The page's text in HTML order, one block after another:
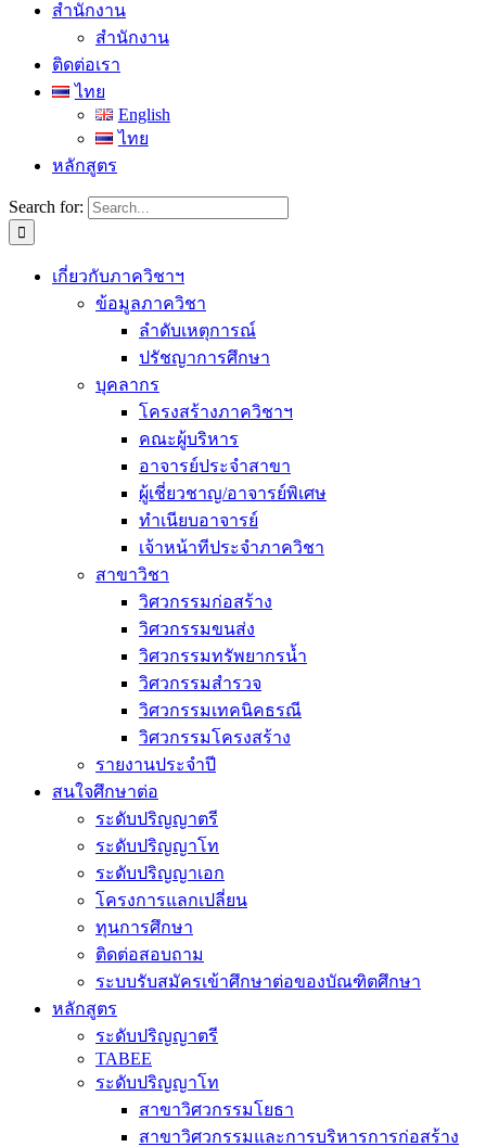
สำนักงาน
สำนักงาน
ติดต่อเรา
ไทย
English
ไทย
หลักสูตร
Search for:
เกี่ยวกับภาควิชาฯ
ข้อมูลภาควิชา
ลำดับเหตุการณ์
ปรัชญาการศึกษา
บุคลากร
โครงสร้างภาควิชาฯ
คณะผู้บริหาร
อาจารย์ประจำสาขา
ผู้เชี่ยวชาญ/อาจารย์พิเศษ
ทำเนียบอาจารย์
เจ้าหน้าทีประจำภาควิชา
สาขาวิชา
วิศวกรรมก่อสร้าง
วิศวกรรมขนส่ง
วิศวกรรมทรัพยากรน้ำ
วิศวกรรมสำรวจ
วิศวกรรมเทคนิคธรณี
วิศวกรรมโครงสร้าง
รายงานประจำปี
สนใจศึกษาต่อ
ระดับปริญญาตรี
ระดับปริญญาโท
ระดับปริญญาเอก
โครงการแลกเปลี่ยน
ทุนการศึกษา
ติดต่อสอบถาม
ระบบรับสมัครเข้าศึกษาต่อของบัณฑิตศึกษา
หลักสูตร
ระดับปริญญาตรี
TABEE
ระดับปริญญาโท
สาขาวิศวกรรมโยธา
สาขาวิศวกรรมและการบริหารการก่อสร้าง